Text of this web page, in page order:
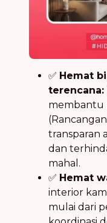
✅ Hemat
terencana:
membantu
transparan
dan
mahal.
✅ Hemat
interior
mulai dari